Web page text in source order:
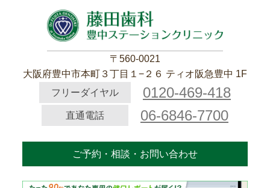
〒560-0021
大阪府豊中市本町３丁目１−２６ ティオ阪急豊中 1F
フリーダイヤル
0120-469-418
直通電話 06-6846-7700
ご予約・相談・お問い合わせ